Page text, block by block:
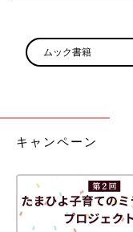
ムック書籍
キャンペーン